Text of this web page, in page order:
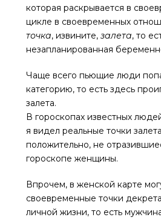
которая раскрывается в
цикле в своевременных
точка, извините, залета, то
незапланированная
Чаще всего пьющие люди
категорию, то есть здесь
залета.
В гороскопах известных
я видел реальные точки
положительно, не
гороскопе женщины.
Впрочем, в женской карте
своевременные точки
личной жизни, то есть